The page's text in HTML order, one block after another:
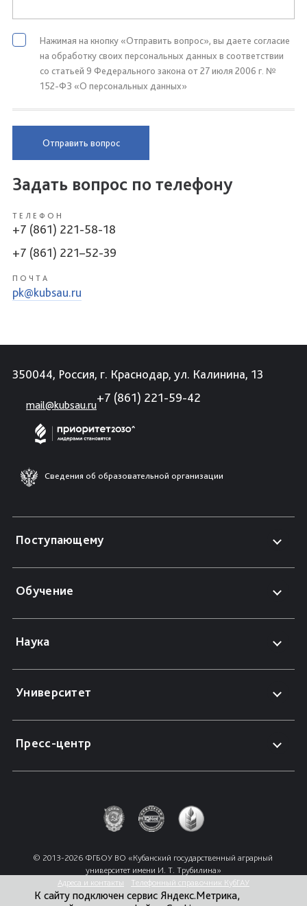
Нажимая на кнопку «Отправить вопрос», вы даете согласие
на обработку своих персональных данных в соответствии
со статьей 9 Федерального закона от 27 июля 2006 г. №
152-ФЗ «О персональных данных»
Отправить вопрос
Задать вопрос по телефону
ТЕЛЕФОН
+7 (861) 221-58-18
+7 (861) 221–52-39
ПОЧТА
pk@kubsau.ru
350044, Россия, г. Краснодар, ул. Калинина, 13
mail@kubsau.ru
+7 (861) 221-59-42
Сведения об образовательной организации
Поступающему
Обучение
Наука
Университет
Пресс-центр
© 2013-2026 ФГБОУ ВО «Кубанский государственный аграрный
университет имени И. Т. Трубилина»
Адреса и контакты
Телефонный справочник КубГАУ
К сайту подключен сервис Яндекс.Метрика,